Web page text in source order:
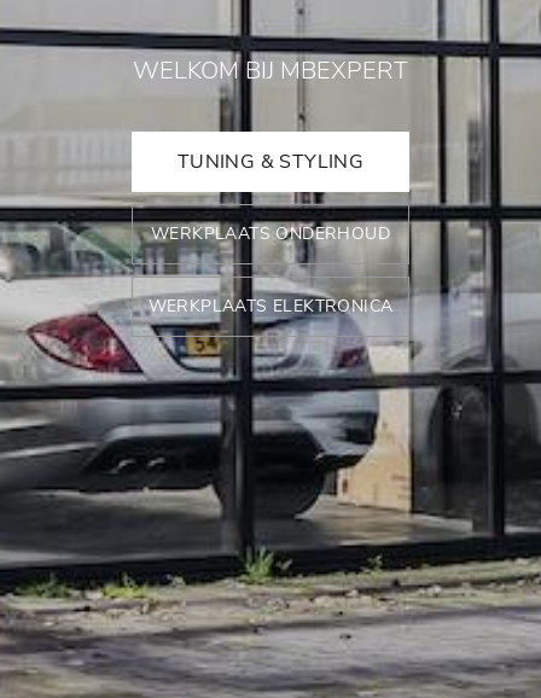
WELKOM BIJ MBEXPERT
TUNING & STYLING
WERKPLAATS ONDERHOUD
WERKPLAATS ELEKTRONICA